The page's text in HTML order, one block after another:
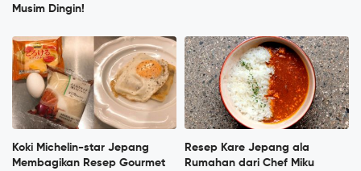
Musim Dingin!
Koki Michelin-star Jepang
Membagikan Resep Gourmet
Resep Kare Jepang ala
Rumahan dari Chef Miku